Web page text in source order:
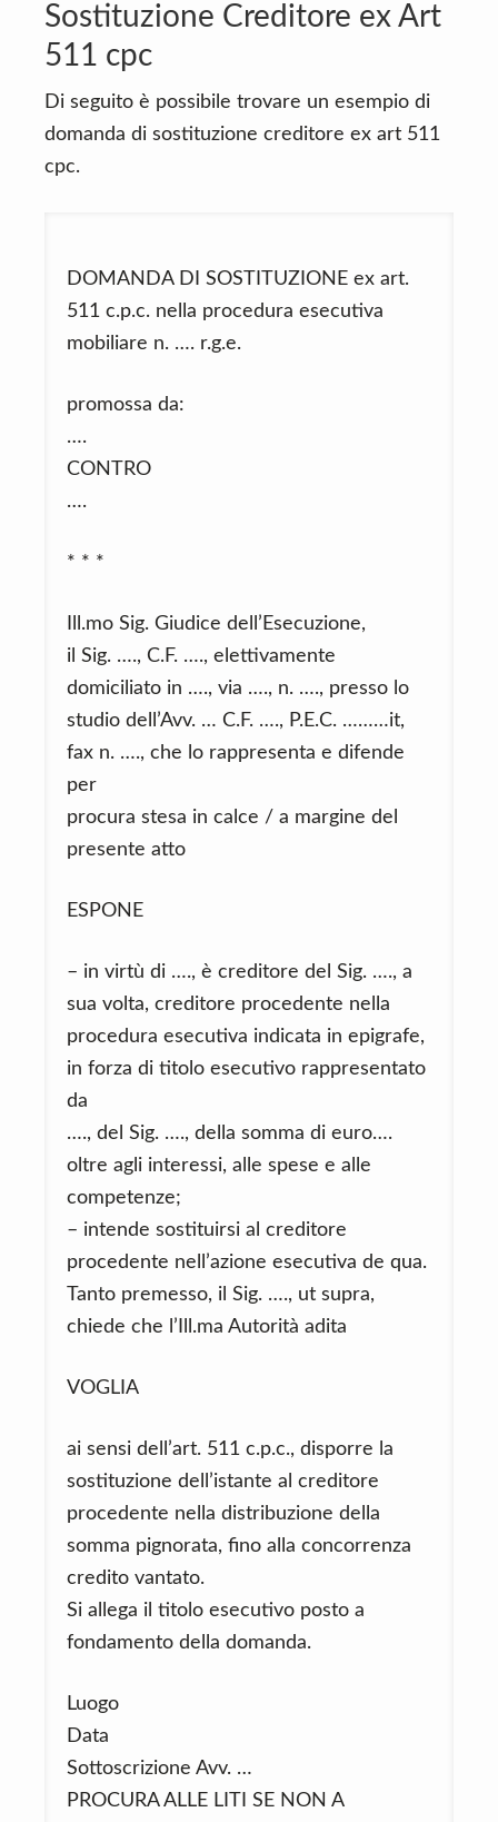
Sostituzione Creditore ex Art
511 cpc
Di seguito è possibile trovare un esempio di
domanda di sostituzione creditore ex art 511
cpc.
DOMANDA DI SOSTITUZIONE ex art.
511 c.p.c. nella procedura esecutiva
mobiliare n. …. r.g.e.
promossa da:
….
CONTRO
….
* * *
Ill.mo Sig. Giudice dell’Esecuzione,
il Sig. …., C.F. …., elettivamente
domiciliato in …., via …., n. …., presso lo
studio dell’Avv. … C.F. …., P.E.C. ………it,
fax n. …., che lo rappresenta e difende
per
procura stesa in calce / a margine del
presente atto
ESPONE
– in virtù di …., è creditore del Sig. …., a
sua volta, creditore procedente nella
procedura esecutiva indicata in epigrafe,
in forza di titolo esecutivo rappresentato
da
…., del Sig. …., della somma di euro….
oltre agli interessi, alle spese e alle
competenze;
– intende sostituirsi al creditore
procedente nell’azione esecutiva de qua.
Tanto premesso, il Sig. …., ut supra,
chiede che l’Ill.ma Autorità adita
VOGLIA
ai sensi dell’art. 511 c.p.c., disporre la
sostituzione dell’istante al creditore
procedente nella distribuzione della
somma pignorata, fino alla concorrenza
credito vantato.
Si allega il titolo esecutivo posto a
fondamento della domanda.
Luogo
Data
Sottoscrizione Avv. …
PROCURA ALLE LITI SE NON A